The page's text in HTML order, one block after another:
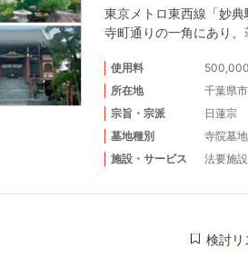
東京メトロ東西線「妙典
寺町通りの一角にあり
使用料
所在地
千葉県
宗旨・宗派
日蓮宗
墓地種別
寺院墓地
施設・サービス
法要施設
検討リ